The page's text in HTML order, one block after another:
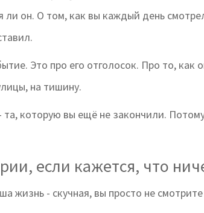
ли он. О том, как вы каждый день
Это про его отголосок. Про то, как
на тишину.
та, которую вы ещё не закончили.
если кажется, что
жизнь - скучная, вы просто не